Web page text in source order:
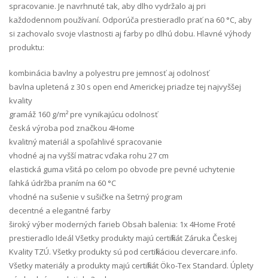
spracovanie. Je navrhnuté tak, aby dlho vydržalo aj pri
každodennom používaní. Odporúča prestieradlo prať na 60 °C, aby
si zachovalo svoje vlastnosti aj farby po dlhú dobu. Hlavné výhody
produktu:
kombinácia bavlny a polyestru pre jemnosť aj odolnosť
bavlna upletená z 30 s open end Americkej priadze tej najvyššej
kvality
gramáž 160 g/m² pre vynikajúcu odolnosť
česká výroba pod značkou 4Home
kvalitný materiál a spoľahlivé spracovanie
vhodné aj na vyšší matrac vďaka rohu 27 cm
elastická guma všitá po celom po obvode pre pevné uchytenie
ľahká údržba praním na 60 °C
vhodné na sušenie v sušičke na šetrný program
decentné a elegantné farby
široký výber moderných farieb Obsah balenia: 1x 4Home Froté
prestieradlo Ideál Všetky produkty majú certifikát Záruka Českej
Kvality TZÚ. Všetky produkty sú pod certifikáciou clevercare.info.
Všetky materiály a produkty majú certifikát Öko-Tex Standard. Úplety